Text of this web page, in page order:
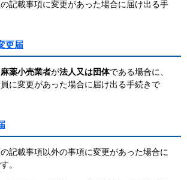
記載事項に変更があった場合に届け出る手
更届
麻薬小売業者が法人又は団体である場合に、
に変更があった場合に届け出る手続きで
記載事項以外の事項に変更があった場合に
。